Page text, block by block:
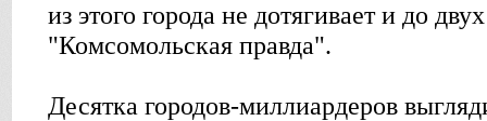
из этого города не дотягивает и до
"Комсомольская правда".
Десятка городов-миллиардеров